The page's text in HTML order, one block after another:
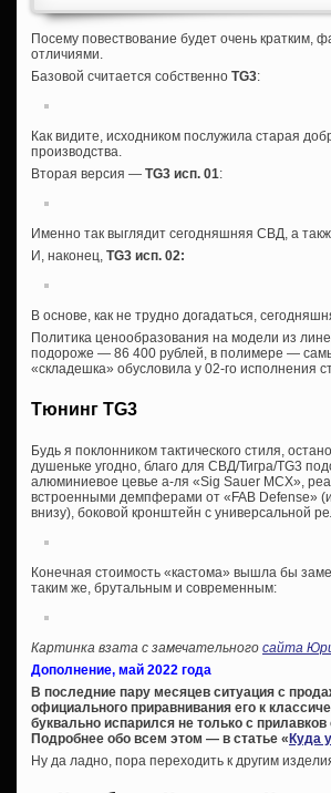
Посему повествование будет очень кратким,
отличиями.
Базовой считается собственно TG3:
Как видите, исходником послужила старая
производства.
Вторая версия — TG3 исп. 01:
Именно так выглядит сегодняшняя СВД, а
И, наконец, TG3 исп. 02:
В основе, как не трудно догадаться,
Политика ценообразования на модели из
подороже — 86 400 рублей, в полимере —
«складешка» обусловила у 02-го исполнения
Тюнинг TG3
Будь я поклонником тактического стиля,
душеньке угодно, благо для СВД/Тигра/TG3
алюминиевое цевье а-ля «Sig Sauer MCX»,
встроенными демпферами от «FAB Defense»
внизу), боковой кронштейн с универсальной
Конечная стоимость «кастома» вышла бы
таким же, брутальным и современным:
Картинка взата с замечательного сайта
Дополнение, май 2022 года
В последние пару месяцев ситуация с
официального приравнивания его к
буквально испарился не только с
Подробнее обо всем этом — в статье « Куда
Ну да ладно, пора переходить к другим